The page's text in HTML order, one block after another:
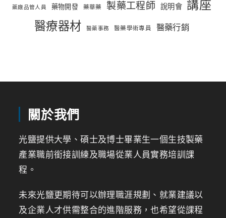
藥廠品管人員 藥物開發 藥華藥 製藥工程師 說明會 講座
醫療器材 醫藥事務 醫藥學術專員 醫藥行銷
關於我們
光鹽提供大學、碩士及博士畢業生一個生技製藥
產業職前銜接訓練及職場從業人員實務培訓課
程。
未來光鹽更期待可以辦理職涯規劃、就業建議以
及企業人才供需整合的進階服務，也希望從課程